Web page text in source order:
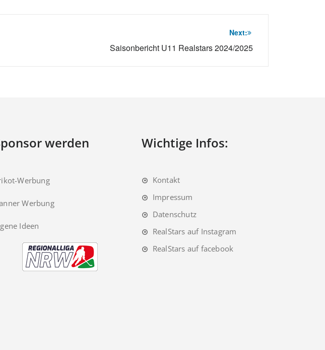
Next:
Saisonbericht U11 Realstars 2024/2025
werden
Werbung
Werbung
Ideen
Wichtige Infos:
Kontakt
Impressum
Datenschutz
RealStars auf Instagram
RealStars auf facebook